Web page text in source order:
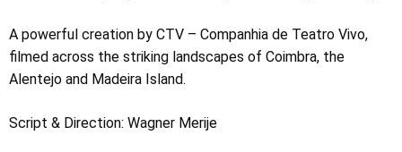
A powerful creation by CTV – Companhia de Teatro Vivo,
filmed across the striking landscapes of Coimbra, the
Alentejo and Madeira Island.
Script & Direction: Wagner Merije